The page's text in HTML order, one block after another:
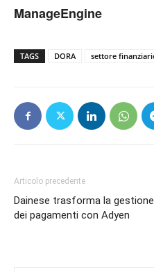
ManageEngine
TAGS DORA settore
Articolo precedente
Dainese trasforma la gestione
dei pagamenti con Adyen